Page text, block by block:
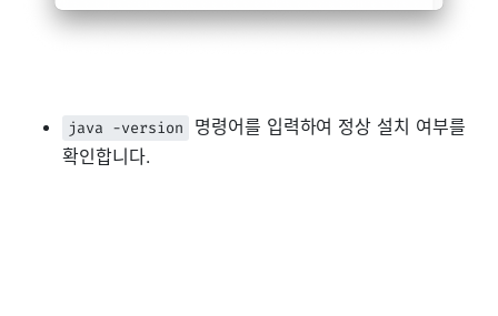
java -version
명령어를 입력하여 정상 설치 여부를
확인합니다.